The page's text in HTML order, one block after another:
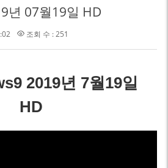
년 07월19일 HD
조회 수 : 251
2019년 7월19일
HD